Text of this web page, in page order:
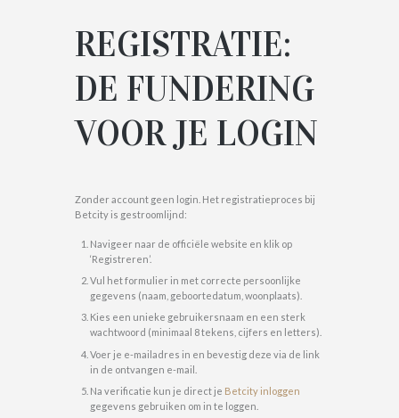
REGISTRATIE:
DE FUNDERING
VOOR JE LOGIN
Zonder account geen login. Het registratieproces bij
Betcity is gestroomlijnd:
Navigeer naar de officiële website en klik op
‘Registreren’.
Vul het formulier in met correcte persoonlijke
gegevens (naam, geboortedatum, woonplaats).
Kies een unieke gebruikersnaam en een sterk
wachtwoord (minimaal 8 tekens, cijfers en letters).
Voer je e-mailadres in en bevestig deze via de link
in de ontvangen e-mail.
Na verificatie kun je direct je Betcity inloggen
gegevens gebruiken om in te loggen.